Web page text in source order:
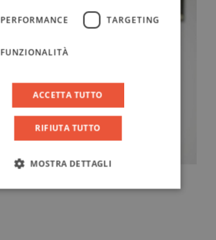
PERFORMANCE TARGETING
FUNZIONALITÀ
ACCETTA TUTTO
RIFIUTA TUTTO
MOSTRA DETTAGLI